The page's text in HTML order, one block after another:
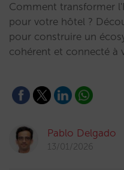
Comment transformer
pour votre hôtel ?
pour construire un
cohérent et connecté à
Pablo Delgado
13/01/2026